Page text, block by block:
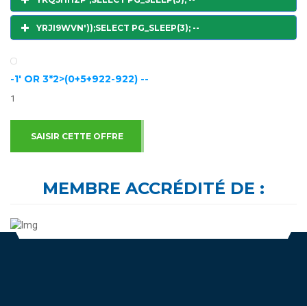
YRJI9WVN'));SELECT PG_SLEEP(3); --
-1' OR 3*2>(0+5+922-922) --
1
SAISIR CETTE OFFRE
MEMBRE ACCRÉDITÉ DE :